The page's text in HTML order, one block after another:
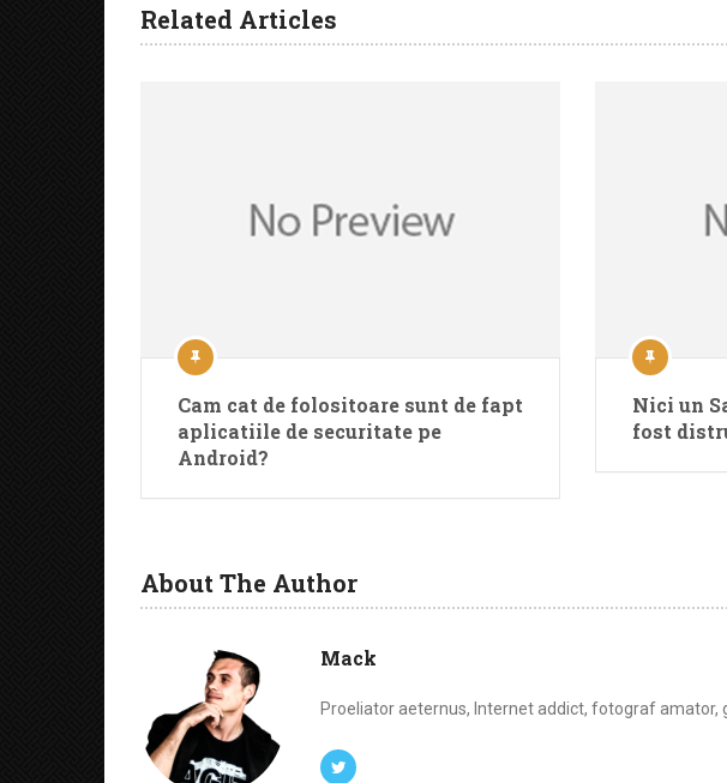
Related Articles
Cam cat de folositoare sunt de fapt
aplicatiile de securitate pe
Android?
Nici un
fost
About The Author
Mack
Proeliator aeternus, Internet addict, fotograf amator,